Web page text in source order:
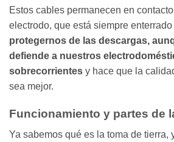
Estos cables permanecen en
electrodo, que está siempre enterrado
protegernos de las descargas,
defiende a nuestros
sobrecorrientes y hace que la
sea mejor.
Funcionamiento y partes de
Ya sabemos qué es la toma de tierra,